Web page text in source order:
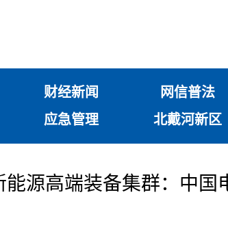
财经新闻
网信普法
应急管理 北戴河新区
源高端装备集群：中国